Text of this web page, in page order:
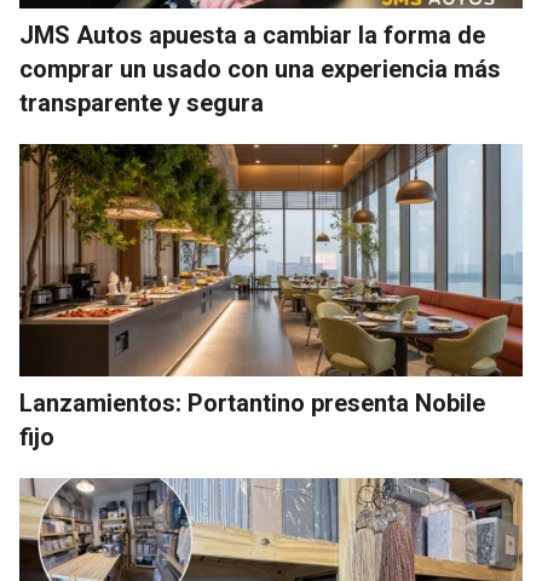
JMS Autos apuesta a cambiar la forma de
comprar un usado con una experiencia más
transparente y segura
Lanzamientos: Portantino presenta Nobile
fijo